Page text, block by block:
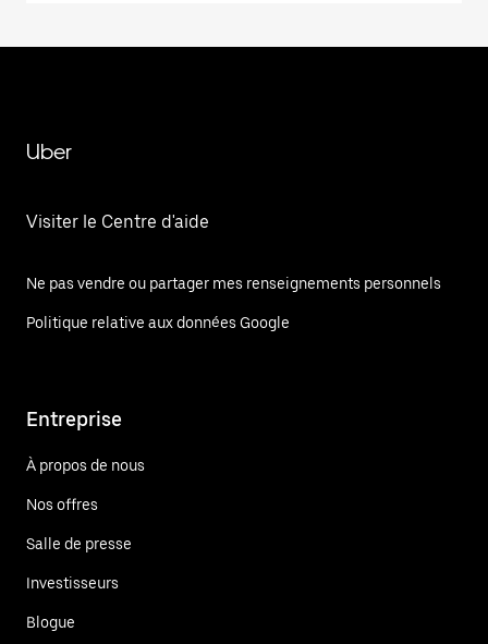
Uber
Visiter le Centre d'aide
Ne pas vendre ou partager mes renseignements personnels
Politique relative aux données Google
Entreprise
À propos de nous
Nos offres
Salle de presse
Investisseurs
Blogue